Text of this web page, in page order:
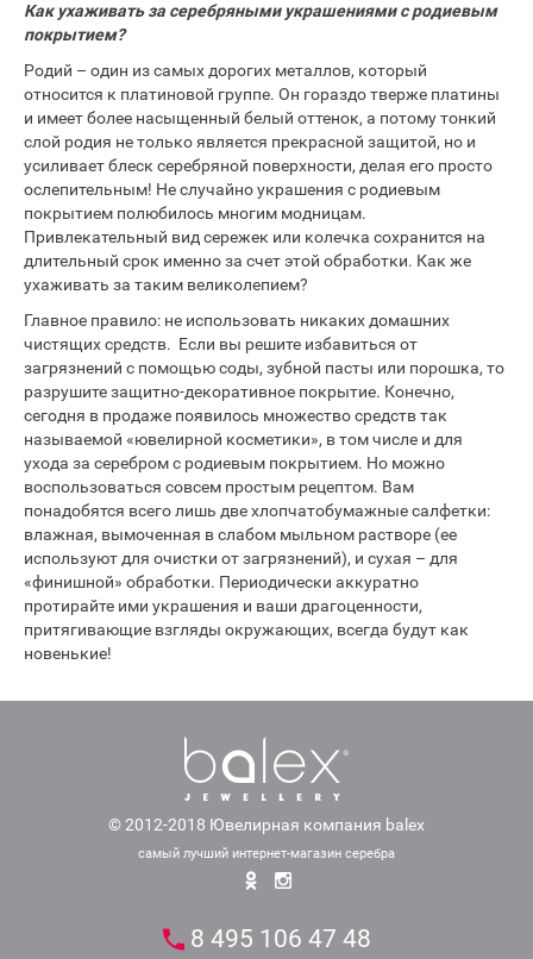
Как ухаживать за серебряными украшениями с родиевым
покрытием?
Родий – один из самых дорогих металлов, который
относится к платиновой группе. Он гораздо тверже платины
и имеет более насыщенный белый оттенок, а потому тонкий
слой родия не только является прекрасной защитой, но и
усиливает блеск серебряной поверхности, делая его просто
ослепительным! Не случайно украшения с родиевым
покрытием полюбилось многим модницам.
Привлекательный вид сережек или колечка сохранится на
длительный срок именно за счет этой обработки. Как же
ухаживать за таким великолепием?
Главное правило: не использовать никаких домашних
чистящих средств. Если вы решите избавиться от
загрязнений с помощью соды, зубной пасты или порошка, то
разрушите защитно-декоративное покрытие. Конечно,
сегодня в продаже появилось множество средств так
называемой «ювелирной косметики», в том числе и для
ухода за серебром с родиевым покрытием. Но можно
воспользоваться совсем простым рецептом. Вам
понадобятся всего лишь две хлопчатобумажные салфетки:
влажная, вымоченная в слабом мыльном растворе (ее
используют для очистки от загрязнений), и сухая – для
«финишной» обработки. Периодически аккуратно
протирайте ими украшения и ваши драгоценности,
притягивающие взгляды окружающих, всегда будут как
новенькие!
© 2012-2018 Ювелирная компания balex
самый лучший интернет-магазин серебра
8 495 106 47 48